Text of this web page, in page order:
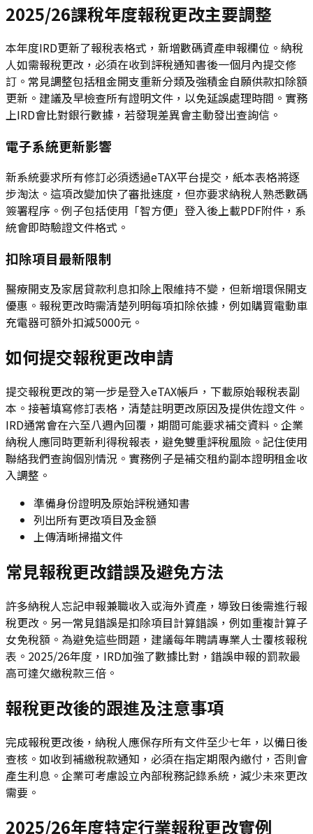
2025/26課稅年度報稅更改主要調整
本年度IRD更新了報稅表格式，新增數碼資產申報欄位。納稅
人如需報稅更改，必須在收到評稅通知書後一個月內提交修
訂。常見調整包括租金開支重新分類及強積金自願供款扣除額
更新。建議及早檢查所有證明文件，以免延誤處理時間。實務
上IRD會比對銀行數據，若發現差異會主動發出查詢信。
電子系統更新影響
新系統要求所有修訂必須透過eTAX平台提交，紙本表格將逐
步淘汰。這項改變加快了審批速度，但亦要求納稅人熟悉數碼
簽署程序。例子包括使用「智方便」登入後上載PDF附件，系
統會即時驗證文件格式。
扣除項目最新限制
醫療開支及家居貸款利息扣除上限維持不變，但新增環保開支
優惠。報稅更改時需清楚列明每項扣除依據，例如購買電動車
充電器可額外扣減5000元。
如何提交報稅更改申請
提交報稅更改的第一步是登入eTAX帳戶，下載原始報稅表副
本。接著填寫修訂表格，清楚註明更改原因及提供佐證文件。
IRD通常會在六至八週內回覆，期間可能要求補交資料。企業
納稅人應同時更新利得稅報表，避免雙重評稅風險。記住使用
聯絡我們查詢個別情況。實務例子是補交租約副本證明租金收
入調整。
準備身份證明及原始評稅通知書
列出所有更改項目及金額
上傳清晰掃描文件
常見報稅更改錯誤及避免方法
許多納稅人忘記申報兼職收入或海外資產，導致日後需進行報
稅更改。另一常見錯誤是扣除項目計算錯誤，例如重複計算子
女免稅額。為避免這些問題，建議每年聘請專業人士覆核報稅
表。2025/26年度，IRD加強了數據比對，錯誤申報的罰款最
高可達欠繳稅款三倍。
報稅更改後的跟進及注意事項
完成報稅更改後，納稅人應保存所有文件至少七年，以備日後
查核。如收到補繳稅款通知，必須在指定期限內繳付，否則會
產生利息。企業可考慮設立內部稅務記錄系統，減少未來更改
需要。
2025/26年度特定行業報稅更改實例